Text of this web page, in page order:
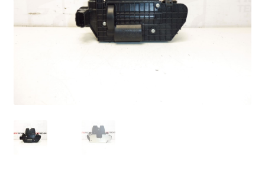
Paiements
Procédure de Réclamation